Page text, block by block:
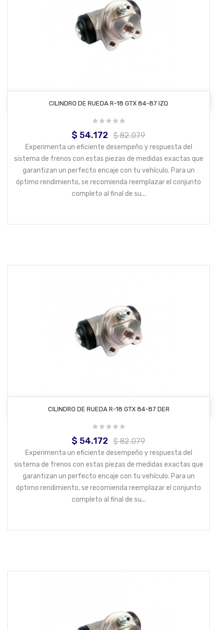
AÑADIR AL CARRITO
CILINDRO DE RUEDA R-18 GTX 84-87 IZQ
Precio
$ 54.172
Precio
base
$ 82.079
Experimenta un eficiente desempeño y respuesta del
sistema de frenos con estas piezas de medidas exactas que
garantizan un perfecto encaje con tu vehículo. Para un
óptimo rendimiento, se recomienda reemplazar el conjunto
completo al final de su...
AÑADIR AL CARRITO
CILINDRO DE RUEDA R-18 GTX 84-87 DER
Precio
$ 54.172
Precio
base
$ 82.079
Experimenta un eficiente desempeño y respuesta del
sistema de frenos con estas piezas de medidas exactas que
garantizan un perfecto encaje con tu vehículo. Para un
óptimo rendimiento, se recomienda reemplazar el conjunto
completo al final de su...